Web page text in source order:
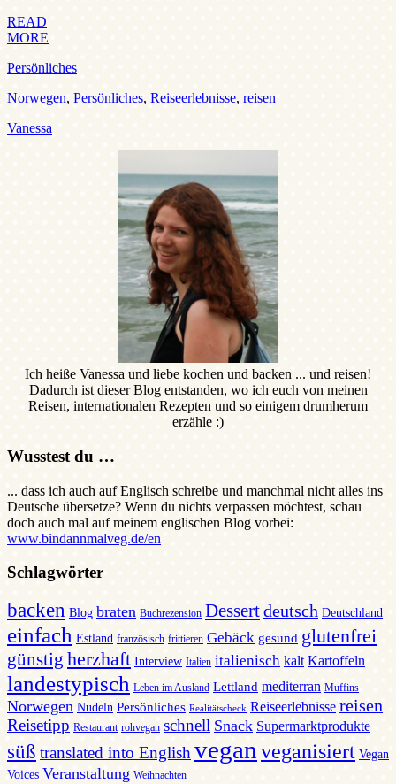
READ
MORE
Persönliches
Norwegen, Persönliches, Reiseerlebnisse, reisen
Vanessa
Ich heiße Vanessa und liebe kochen und backen ... und reisen!
Dadurch ist dieser Blog entstanden, wo ich euch von meinen
Reisen, internationalen Rezepten und so einigem drumherum
erzähle :)
Wusstest du …
... dass ich auch auf Englisch schreibe und manchmal nicht alles ins
Deutsche übersetze? Wenn du nichts verpassen möchtest, schau
doch auch mal auf meinem englischen Blog vorbei:
www.bindannmalveg.de/en
Schlagwörter
backen Blog braten Buchrezension Dessertdeutsch Deutschland
einfach Estland französisch frittieren Gebäck gesund glutenfrei
günstig herzhaft Interview Italien italienisch kalt Kartoffeln
landestypisch Leben im Ausland Lettland mediterran Muffins
Norwegen Nudeln Persönliches Realitätscheck Reiseerlebnisse reisen
Reisetipp Restaurant rohvegan schnell Snack Supermarktprodukte
süß translated into English vegan veganisiert Vegan
Voices Veranstaltung Weihnachten